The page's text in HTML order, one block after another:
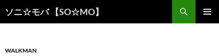
ソニ☆モバ 【SO☆MO】
索
ン
WALKMAN